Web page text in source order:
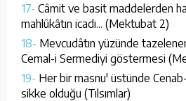
17- Câmit ve basit maddelerden
mahlûkâtın icadı... (Mektubat 2)
18- Mevcudâtın yüzünde
Cemal-i Sermediyi göstermesi
19- Her bir masnu' üstünde
sikke olduğu (Tılsımlar)